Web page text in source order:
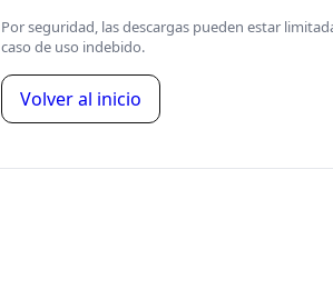
Por seguridad, las descargas pueden estar
caso de uso indebido.
Volver al inicio